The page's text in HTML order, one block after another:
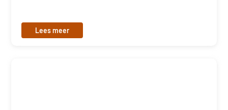
Lees meer